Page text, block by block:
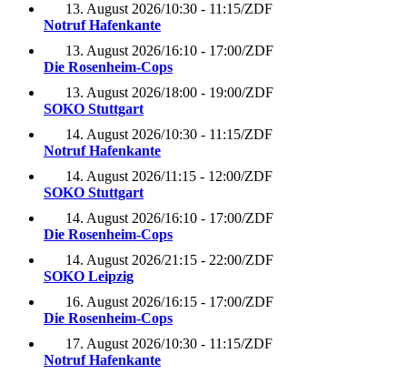
13. August 2026/10:30 - 11:15/ZDF
Notruf Hafenkante
13. August 2026/16:10 - 17:00/ZDF
Die Rosenheim-Cops
13. August 2026/18:00 - 19:00/ZDF
SOKO Stuttgart
14. August 2026/10:30 - 11:15/ZDF
Notruf Hafenkante
14. August 2026/11:15 - 12:00/ZDF
SOKO Stuttgart
14. August 2026/16:10 - 17:00/ZDF
Die Rosenheim-Cops
14. August 2026/21:15 - 22:00/ZDF
SOKO Leipzig
16. August 2026/16:15 - 17:00/ZDF
Die Rosenheim-Cops
17. August 2026/10:30 - 11:15/ZDF
Notruf Hafenkante